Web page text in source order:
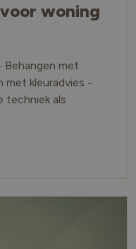
woning
Behangen met
met kleuradvies -
techniek als